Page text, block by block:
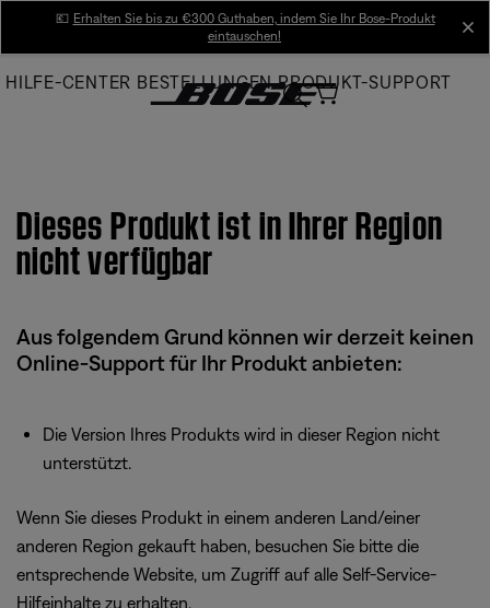
Main
💶 Erhalten Sie bis zu €300 Guthaben, indem Sie Ihr Bose-Produkt
eintauschen!
HILFE-CENTER BESTELLUNGEN PRODUKT-SUPPORT
Dieses Produkt ist in Ihrer Region
nicht verfügbar
Aus folgendem Grund können wir derzeit keinen
Online-Support für Ihr Produkt anbieten:
Die Version Ihres Produkts wird in dieser Region nicht
unterstützt.
Wenn Sie dieses Produkt in einem anderen Land/einer
anderen Region gekauft haben, besuchen Sie bitte die
entsprechende Website, um Zugriff auf alle Self-Service-
Hilfeinhalte zu erhalten.